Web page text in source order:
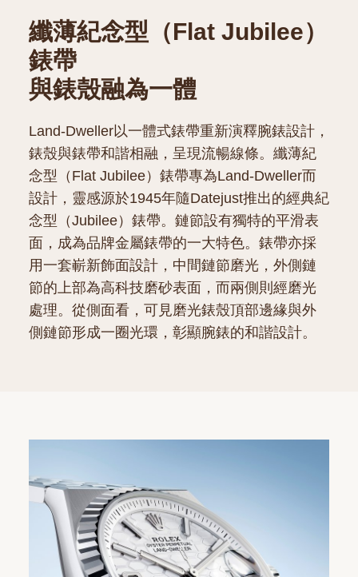
纖薄紀念型（Flat Jubilee）
錶帶
與錶殼融為一體
Land-Dweller以一體式錶帶重新演釋腕錶設計，
錶殼與錶帶和諧相融，呈現流暢線條。纖薄紀
念型（Flat Jubilee）錶帶專為Land-Dweller而
設計，靈感源於1945年隨Datejust推出的經典紀
念型（Jubilee）錶帶。鏈節設有獨特的平滑表
面，成為品牌金屬錶帶的一大特色。錶帶亦採
用一套嶄新飾面設計，中間鏈節磨光，外側鏈
節的上部為高科技磨砂表面，而兩側則經磨光
處理。從側面看，可見磨光錶殼頂部邊緣與外
側鏈節形成一圈光環，彰顯腕錶的和諧設計。